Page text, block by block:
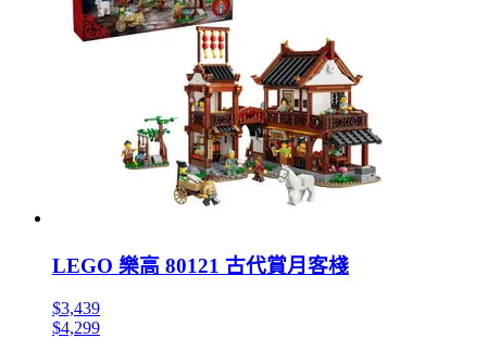
LEGO 樂高 80121 古代賞月客棧
$3,439
$4,299